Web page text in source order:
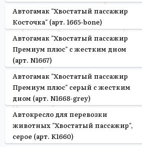
Автогамак "Хвостатый пассажир
Косточка" (арт. 1665-bone)
Автогамак "Хвостатый пассажир
Премиум плюс" с жестким дном
(арт. N1667)
Автогамак "Хвостатый пассажир
Премиум плюс" серый с жестким
дном (арт. N1668-grey)
Автокресло для перевозки
животных "Хвостатый пассажир",
серое (арт. K1660)